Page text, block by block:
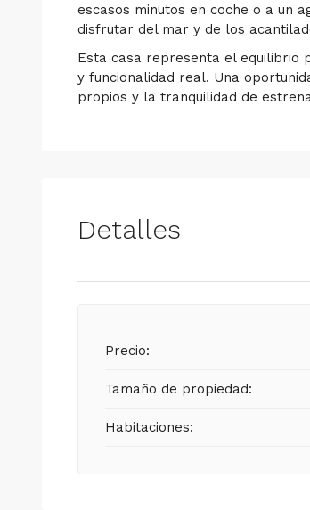
escasos minutos en coche o a un
disfrutar del mar y de los
Esta casa representa el equilibrio
y funcionalidad real. Una
propios y la tranquilidad de
Detalles
Precio:
Tamaño de propiedad:
Habitaciones: